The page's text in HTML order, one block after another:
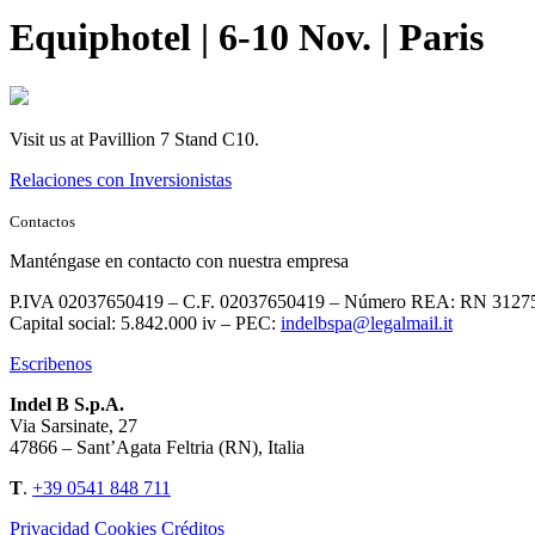
Equiphotel | 6-10 Nov. | Paris
Visit us at Pavillion 7 Stand C10.
Relaciones con Inversionistas
Contactos
Manténgase en contacto con nuestra empresa
P.IVA 02037650419 – C.F. 02037650419 – Número REA: RN
Capital social: 5.842.000 iv – PEC: indelbspa@legalmail.it
Escribenos
Indel B S.p.A.
Via Sarsinate, 27
47866 – Sant’Agata Feltria (RN), Italia
T. +39 0541 848 711
Privacidad Cookies Créditos